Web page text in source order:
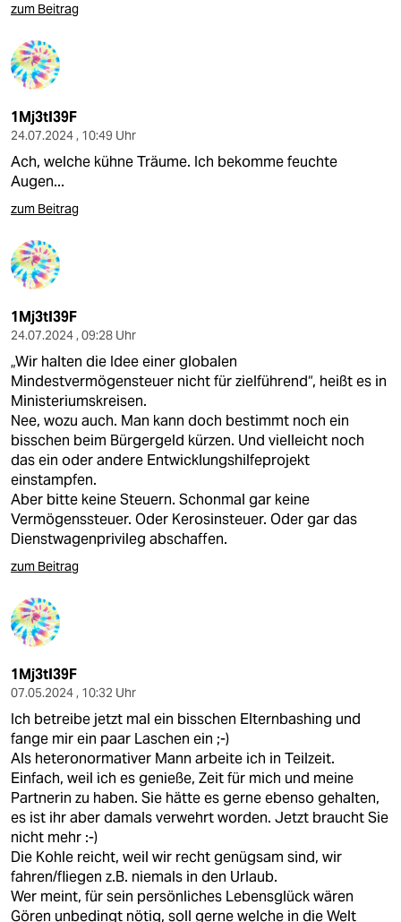
zum Beitrag
1Mj3tI39F
24.07.2024 , 10:49 Uhr
Ach, welche kühne Träume. Ich bekomme feuchte
Augen...
zum Beitrag
1Mj3tI39F
24.07.2024 , 09:28 Uhr
„Wir halten die Idee einer globalen
Mindestvermögensteuer nicht für zielführend“, heißt es in
Ministeriumskreisen.
Nee, wozu auch. Man kann doch bestimmt noch ein
bisschen beim Bürgergeld kürzen. Und vielleicht noch
das ein oder andere Entwicklungshilfeprojekt
einstampfen.
Aber bitte keine Steuern. Schonmal gar keine
Vermögenssteuer. Oder Kerosinsteuer. Oder gar das
Dienstwagenprivileg abschaffen.
zum Beitrag
1Mj3tI39F
07.05.2024 , 10:32 Uhr
Ich betreibe jetzt mal ein bisschen Elternbashing und
fange mir ein paar Laschen ein ;-)
Als heteronormativer Mann arbeite ich in Teilzeit.
Einfach, weil ich es genieße, Zeit für mich und meine
Partnerin zu haben. Sie hätte es gerne ebenso gehalten,
es ist ihr aber damals verwehrt worden. Jetzt braucht Sie
nicht mehr :-)
Die Kohle reicht, weil wir recht genügsam sind, wir
fahren/fliegen z.B. niemals in den Urlaub.
Wer meint, für sein persönliches Lebensglück wären
Gören unbedingt nötig, soll gerne welche in die Welt